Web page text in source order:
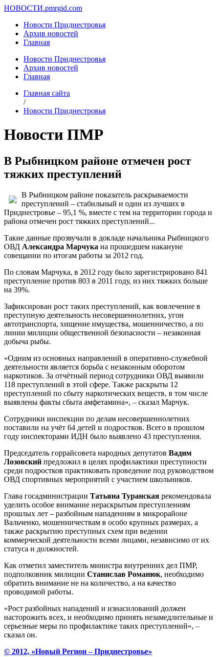
НОВОСТИ.pmrgid.com
Новости Приднестровья
Архив новостей
Главная
Новости Приднестровья
Архив новостей
Главная
Главная сайта
/
Новости Приднестровья
Новости ПМР
В Рыбницком районе отмечен рост
тяжких преступлений
В Рыбницком районе показатель раскрываемости
преступлений – стабильный и один из лучших в
Приднестровье – 95,1 %, вместе с тем на территории города и
района отмечен рост тяжких преступлений...
Такие данные прозвучали в докладе начальника Рыбницкого
ОВД Александра Марчука на прошедшем накануне
совещании по итогам работы за 2012 год.
По словам Марчука, в 2012 году было зарегистрировано 841
преступление против 803 в 2011 году, из них тяжких больше
на 39%.
Зафиксирован рост таких преступлений, как вовлечение в
преступную деятельность несовершеннолетних, угон
автотранспорта, хищение имущества, мошенничество, а по
линии милиции общественной безопасности – незаконная
добыча рыбы.
«Одним из основных направлений в оперативно-служебной
деятельности является борьба с незаконным оборотом
наркотиков. За отчётный период сотрудники ОВД выявили
118 преступлений в этой сфере. Также раскрыты 12
преступлений по сбыту наркотических веществ, в том числе
выявлены факты сбыта амфетамина», – сказал Марчук.
Сотрудники инспекции по делам несовершеннолетних
поставили на учёт 64 детей и подростков. Всего в прошлом
году инспекторами ИДН было выявлено 43 преступления.
Председатель горрайсовета народных депутатов Вадим
Лозовский предложил в целях профилактики преступности
среди подростков практиковать проведение под руководством
ОВД спортивных мероприятий с участием школьников.
Глава госадминистрации Татьяна Туранская рекомендовала
уделить особое внимание нераскрытым преступлениям
прошлых лет – разбойным нападениям в микрорайоне
Вальченко, мошенничествам в особо крупных размерах, а
также раскрытию преступных схем при ведении
коммерческой деятельности всеми лицами, независимо от их
статуса и должностей.
Как отметил заместитель министра внутренних дел ПМР,
подполковник милиции Станислав Романюк, необходимо
обратить внимание не на количество, а на качество
проводимой работы.
«Рост разбойных нападений и изнасилований должен
насторожить всех, и необходимо принять незамедлительные и
серьезные меры по профилактике таких преступлений», –
сказал он.
© 2012, «Новый Регион – Приднестровье»